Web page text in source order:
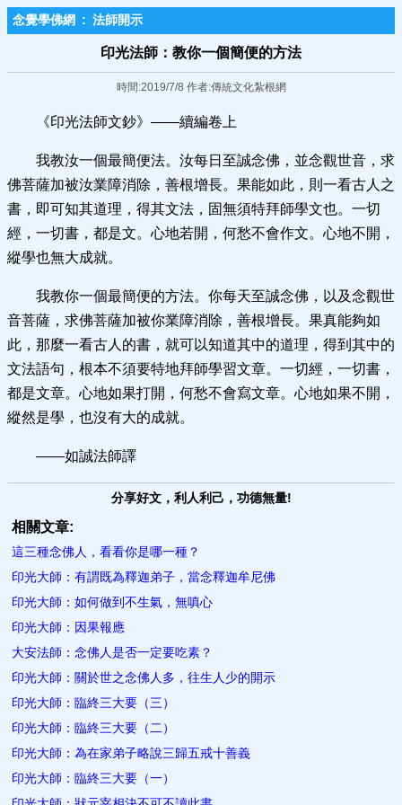
念覺學佛網 : 法師開示
印光法師：教你一個簡便的方法
時間:2019/7/8 作者:傳統文化紮根網
《印光法師文鈔》——續編卷上
我教汝一個最簡便法。汝每日至誠念佛，並念觀世音，求
佛菩薩加被汝業障消除，善根增長。果能如此，則一看古人之
書，即可知其道理，得其文法，固無須特拜師學文也。一切
經，一切書，都是文。心地若開，何愁不會作文。心地不開，
縱學也無大成就。
我教你一個最簡便的方法。你每天至誠念佛，以及念觀世
音菩薩，求佛菩薩加被你業障消除，善根增長。果真能夠如
此，那麼一看古人的書，就可以知道其中的道理，得到其中的
文法語句，根本不須要特地拜師學習文章。一切經，一切書，
都是文章。心地如果打開，何愁不會寫文章。心地如果不開，
縱然是學，也沒有大的成就。
——如誠法師譯
分享好文，利人利己，功德無量!
相關文章:
這三種念佛人，看看你是哪一種？
印光大師：有謂既為釋迦弟子，當念釋迦​牟尼佛
印光大師：如何做到不生氣，無嗔心
印光大師：因果報應
大安法師：念佛人是否一定要吃素？
印光大師：關於世之念佛人多，往生人少的開示
印光大師：臨終三大要（三）
印光大師：臨終三大要（二）
印光大師：為在家弟子略說三歸五戒十善義
印光大師：臨終三大要（一）